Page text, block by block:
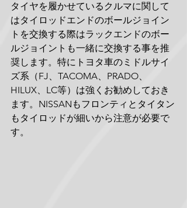
タイヤを履かせているクルマに関して
はタイロッドエンドのボールジョイン
トを交換する際はラックエンドのボー
ルジョイントも一緒に交換する事を推
奨します。特にトヨタ車のミドルサイ
ズ系（FJ、TACOMA、PRADO、
HILUX、LC等）は強くお勧めしておき
ます。NISSANもフロンティとタイタン
もタイロッドが細いから注意が必要で
す。